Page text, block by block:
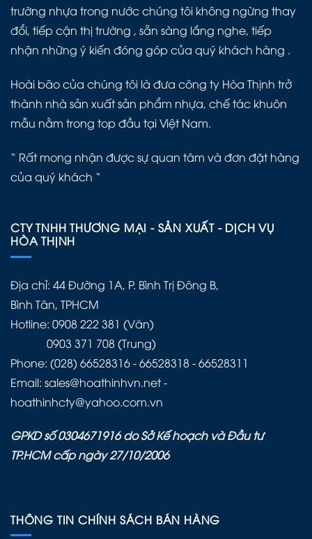
trường nhựa trong nước chúng tôi không ngừng thay
đổi, tiếp cận thị trường , sẵn sàng lắng nghe, tiếp
nhận những ý kiến đóng góp của quý khách hàng .
Hoài bão của chúng tôi là đưa công ty Hòa Thịnh trở
thành nhà sản xuất sản phẩm nhựa, chế tác khuôn
mẫu nằm trong top đầu tại Việt Nam.
“ Rất mong nhận được sự quan tâm và đơn đặt hàng
của quý khách “
CTY TNHH THƯƠNG MẠI - SẢN XUẤT - DỊCH VỤ
HÒA THỊNH
Địa chỉ: 44 Đường 1A, P. Bình Trị Đông B,
Bình Tân, TPHCM
Hotline: 0908 222 381 (Văn)
0903 371 708 (Trung)
Phone: (028) 66528316 - 66528318 - 66528311
Email: sales@hoathinhvn.net -
hoathinhcty@yahoo.com.vn
GPKD số 0304671916 do Sở Kế hoạch và Đầu tư
TP.HCM cấp ngày 27/10/2006
THÔNG TIN CHÍNH SÁCH BÁN HÀNG